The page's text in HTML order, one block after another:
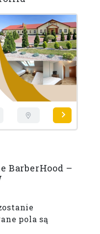
BarberHood –
pola są